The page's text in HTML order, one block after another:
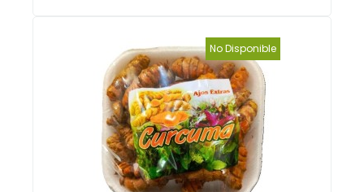
No Disponible